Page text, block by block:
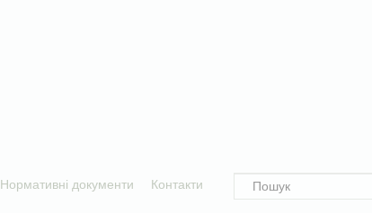
Нормативні документи Контакти